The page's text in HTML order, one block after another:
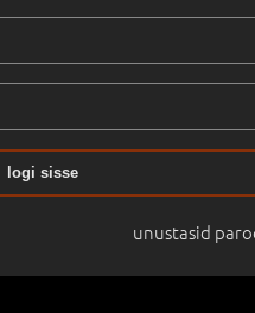
logi sisse
unustasid
greibiga.2017
saadavalRaamitud